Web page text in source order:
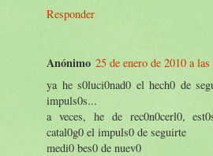
Responder
Anónimo 25 de enero de 2010 a
ya he s0luci0nad0 el hech0 de
impuls0s...
a veces, he de rec0n0cerl0,
catal0g0 el impuls0 de seguirte
medi0 bes0 de nuev0